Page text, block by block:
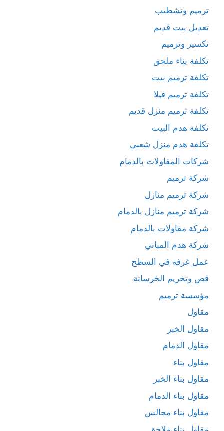
ترميم وتشطيب
تعديل بيت قديم
تكسير وترميم
تكلفة بناء ملحق
تكلفة ترميم بيت
تكلفة ترميم فيلا
تكلفة ترميم منزل قديم
تكلفة هدم البيت
تكلفة هدم منزل شعبي
شركات المقاولات بالدمام
شركة ترميم
شركة ترميم منازل
شركة ترميم منازل بالدمام
شركة مقاولات بالدمام
شركة هدم المباني
عمل غرفة في السطح
قص وتخريم الخرسانة
مؤسسة ترميم
مقاول
مقاول الخبر
مقاول الدمام
مقاول بناء
مقاول بناء الخبر
مقاول بناء الدمام
مقاول بناء مجالس